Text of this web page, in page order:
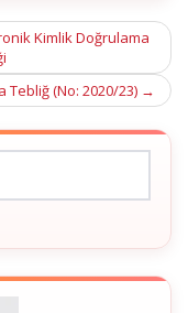
Kimlik Doğrulama
Tebliğ (No: 2020/23) →